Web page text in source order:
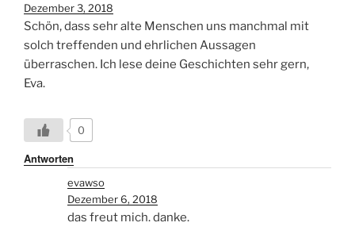
Dezember 3, 2018
Schön, dass sehr alte Menschen uns manchmal mit
solch treffenden und ehrlichen Aussagen
überraschen. Ich lese deine Geschichten sehr gern,
Eva.
0
Antworten
evawso
Dezember 6, 2018
das freut mich. danke.